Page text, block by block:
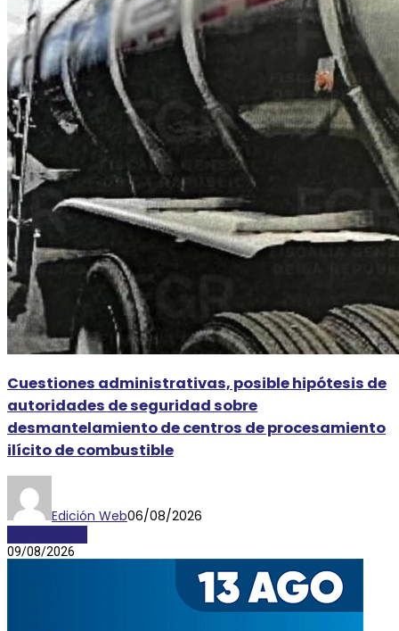
Cuestiones administrativas, posible hipótesis de
autoridades de seguridad sobre
desmantelamiento de centros de procesamiento
ilícito de combustible
Edición Web06/08/2026
09/08/2026